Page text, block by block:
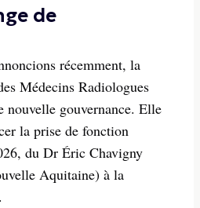
de
récemment, la
Médecins Radiologues
nouvelle gouvernance. Elle
la prise de fonction
du Dr Éric Chavigny
Aquitaine) à la